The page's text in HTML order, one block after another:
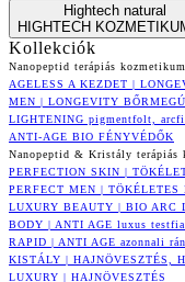
Hightech natural
HIGHTECH
Kollekciók
Nanopeptid terápiás
AGELESS A KEZDET |
MEN | LONGEVITY
LIGHTENING pigmentfolt,
ANTI-AGE BIO FÉNYVÉDŐK
Nanopeptid & Kristály terápiás
PERFECTION SKIN |
PERFECT MEN |
LUXURY BEAUTY | BIO ARC
BODY | ANTI AGE luxus
RAPID | ANTI AGE azonnali
KISTÁLY | HAJNÖVESZTÉS,
LUXURY | HAJNÖVESZTÉS